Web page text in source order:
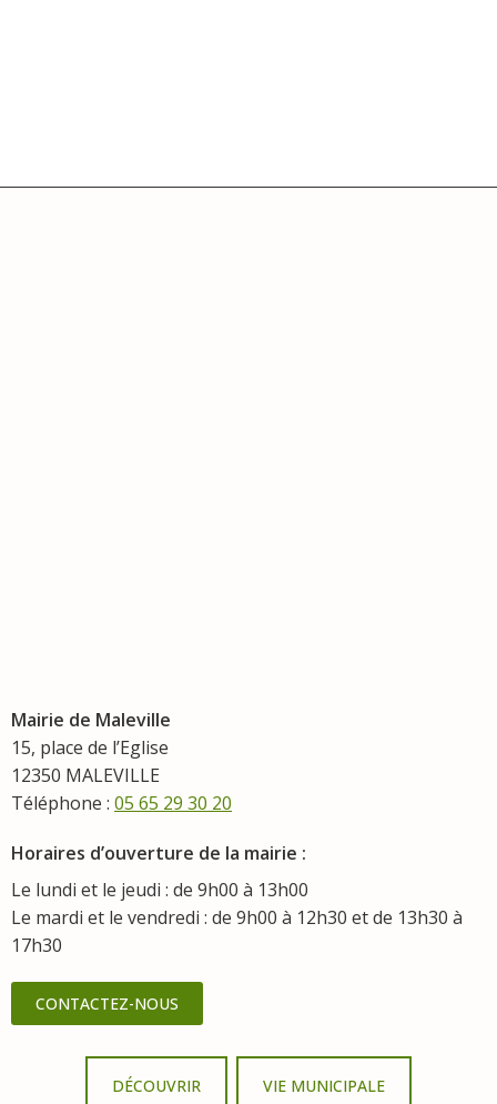
Mairie de Maleville
15, place de l’Eglise
12350 MALEVILLE
Téléphone : 05 65 29 30 20
Horaires d’ouverture de la mairie :
Le lundi et le jeudi : de 9h00 à 13h00
Le mardi et le vendredi : de 9h00 à 12h30 et de 13h30 à
17h30
CONTACTEZ-NOUS
DÉCOUVRIR VIE MUNICIPALE